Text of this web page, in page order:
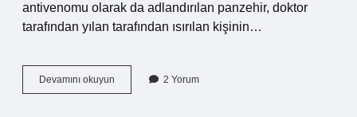
antivenomu olarak da adlandırılan panzehir, doktor
tarafından yılan tarafından ısırılan kişinin…
Devamını okuyun Kemoterapi
Yılan
2 Yorum